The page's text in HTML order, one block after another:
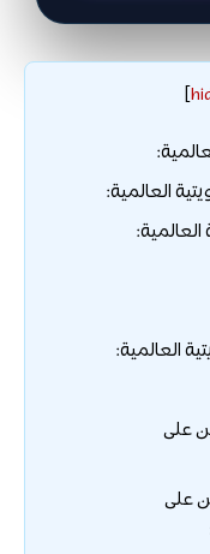
]
العالمية:
العالمية:
العالمية:
على
على